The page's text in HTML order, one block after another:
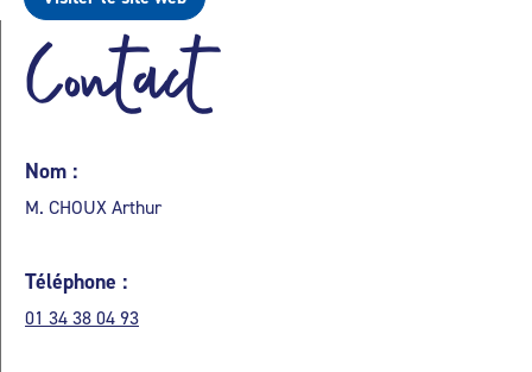
Contact
Nom :
M. CHOUX Arthur
Téléphone :
01 34 38 04 93